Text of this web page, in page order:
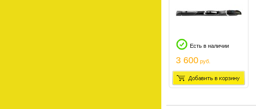
Есть в наличии
3 600 руб.